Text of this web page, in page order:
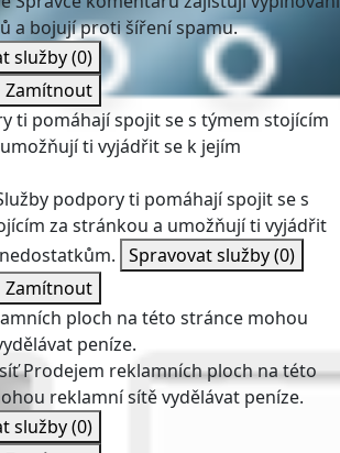
a bojují proti šíření spamu.
služby(0)
Zamítnout
ti pomáhají spojit se s týmem stojícím
ti vyjádřit se k jejím
podpory ti pomáhají spojit se s
za stránkou a umožňují ti vyjádřit
Spravovat služby(0)
Zamítnout
ploch na této stránce mohou
peníze.
Prodejem reklamních ploch na této
reklamní sítě vydělávat peníze.
služby(0)